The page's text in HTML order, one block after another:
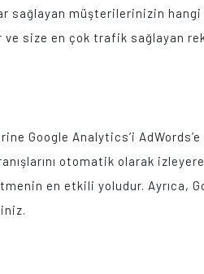
sağlayan müşterilerinizin
en çok trafik sağlayan
Google Analytics’i
otomatik olarak
en etkili yoludur. Ayrıca,